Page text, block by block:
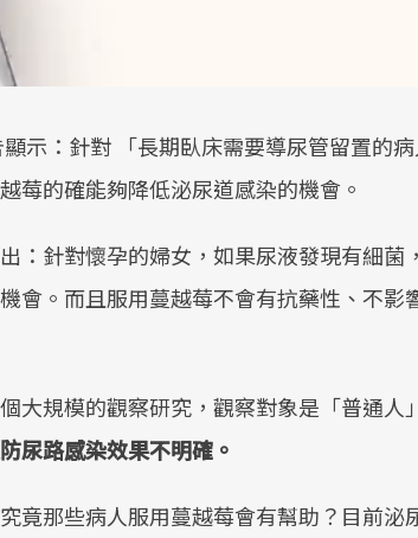
示：針對 「長期臥床需要導尿管留置的
莓的確能夠降低泌尿道感染的機會。
：針對懷孕的婦女，如果尿液發現有細菌
會。而且服用蔓越莓不會有抗藥性、不影
大規模的觀察研究，觀察對象是「普通人
尿路感染效果不明確。
竟那些病人服用蔓越莓會有幫助？目前泌